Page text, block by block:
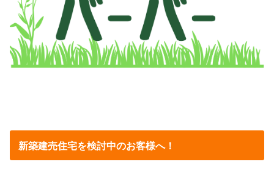
新築建売住宅を検討中のお客様へ！